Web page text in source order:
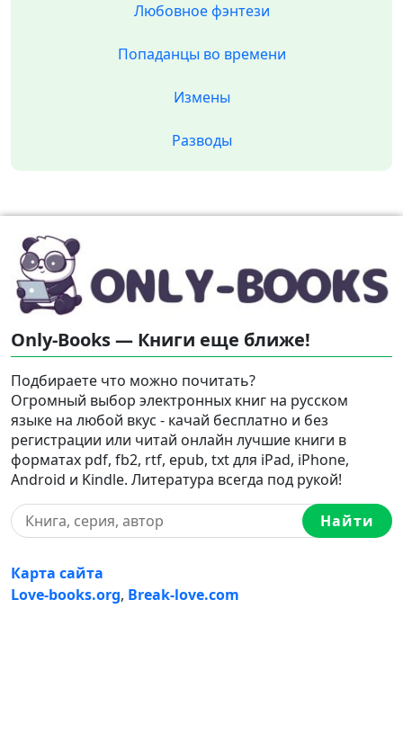
Любовное фэнтези
Попаданцы во времени
Измены
Разводы
Only-Books — Книги еще ближе!
Подбираете что можно почитать?
Огромный выбор электронных книг на русском
языке на любой вкус - качай бесплатно и без
регистрации или читай онлайн лучшие книги в
форматах pdf, fb2, rtf, epub, txt для iPad, iPhone,
Android и Kindle. Литература всегда под рукой!
Найти
Карта сайта
Love-books.org, Break-love.com